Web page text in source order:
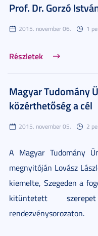
Prof. Dr. Gorzó
2015. november 06. 1
Részletek
Magyar Tudomány
közérthetőség a cél
2015. november 05. 2
A Magyar Tudomány
megnyitóján Lovász
kiemelte, Szegeden a
kitüntetett
rendezvénysorozaton.